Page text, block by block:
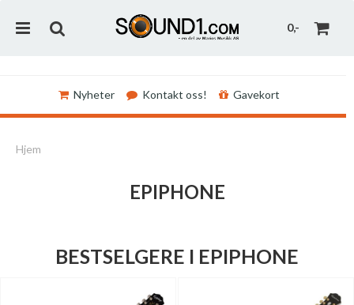
0,-
Nyheter Kontakt oss! Gavekort
Hjem
EPIPHONE
BESTSELGERE I EPIPHONE